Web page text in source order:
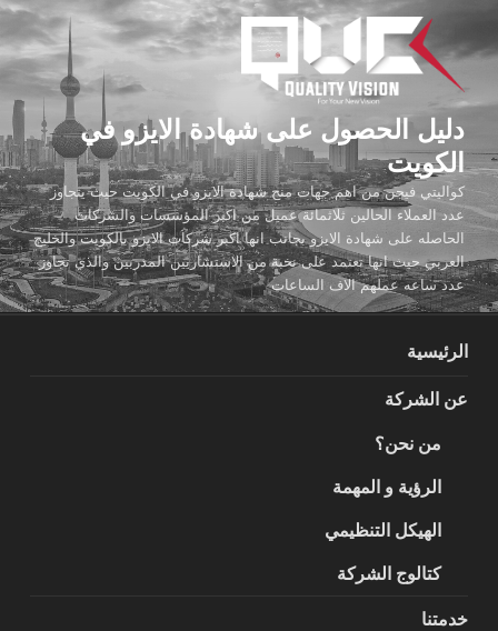
المحتوى
دليل الحصول على شهادة الايزو في
الكويت
كواليتي فيجن من اهم جهات منح شهادة الايزو في الكويت حيث يتجاوز
عدد العملاء الحالين ثلاثمائة عميل من اكبر المؤسسات والشركات
الحاصله على شهادة الايزو بجانب انها اكبر شركات الايزو بالكويت والخليج
العربي حيث انها تعتمد على نخبة من الاستشاريين المدربين والذي تجاوز
عدد ساعه عملهم الاف الساعات
الرئيسية
عن الشركة
من نحن؟
الرؤية و المهمة
الهيكل التنظيمي
كتالوج الشركة
خدمتنا